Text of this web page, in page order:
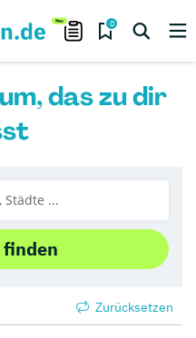
0
das zu dir
Zurücksetzen